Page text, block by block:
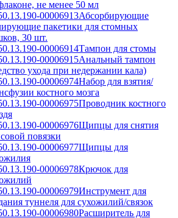
не менее 50 мл
00006913Абсорбирующие
пакетики для стомных
30 шт.
00006914Тампон для стомы
00006915Анальный тампон
ухода при недержании кала)
00006974Набор для взятия/
костного мозга
00006975Проводник костного
00006976Щипцы для снятия
повязки
00006977Щипцы для
00006978Крючок для
00006979Инструмент для
туннеля для сухожилий/связок
00006980Расширитель для